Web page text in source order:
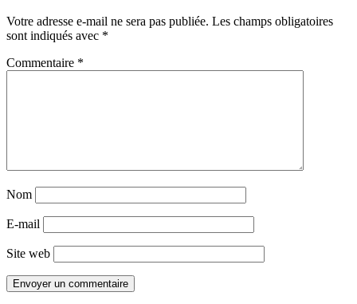
Votre adresse e-mail ne sera pas publiée. Les champs obligatoires
sont indiqués avec *
Commentaire *
Nom
E-mail
Site web